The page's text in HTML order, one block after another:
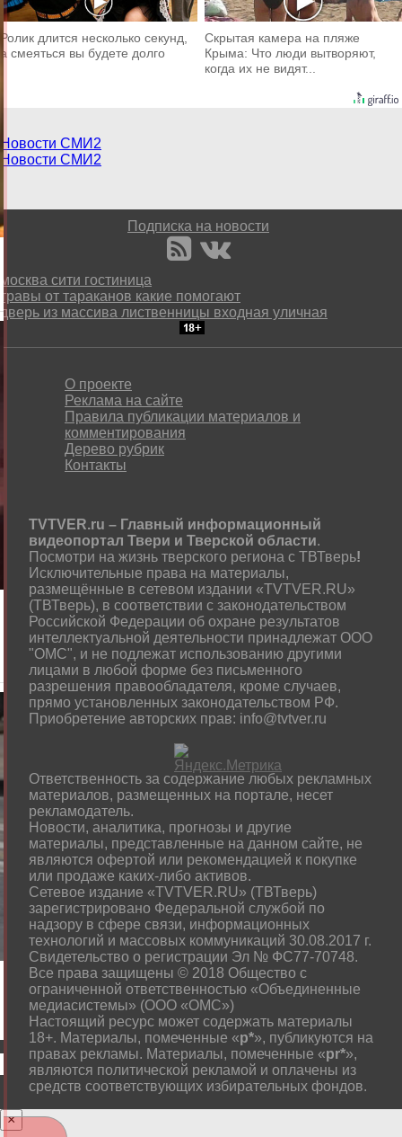
Ролик длится несколько секунд,
а смеяться вы будете долго
Скрытая камера на пляже
Крыма: Что люди вытворяют,
когда их не видят...
Новости СМИ2
Новости СМИ2
Подписка на новости
москва сити гостиница
травы от тараканов какие помогают
дверь из массива лиственницы входная уличная
О проекте
Реклама на сайте
Правила публикации материалов и
комментирования
Дерево рубрик
Контакты
TVTVER.ru – Главный информационный
видеопортал Твери и Тверской области.
Посмотри на жизнь тверского региона с ТВТверь!
Исключительные права на материалы,
размещённые в сетевом издании «TVTVER.RU»
(ТВТверь), в соответствии с законодательством
Российской Федерации об охране результатов
интеллектуальной деятельности принадлежат ООО
"ОМС", и не подлежат использованию другими
лицами в любой форме без письменного
разрешения правообладателя, кроме случаев,
прямо установленных законодательством РФ.
Приобретение авторских прав: info@tvtver.ru
Ответственность за содержание любых рекламных
материалов, размещенных на портале, несет
рекламодатель.
Новости, аналитика, прогнозы и другие
материалы, представленные на данном сайте, не
являются офертой или рекомендацией к покупке
или продаже каких-либо активов.
Сетевое издание «TVTVER.RU» (ТВТверь)
зарегистрировано Федеральной службой по
надзору в сфере связи, информационных
технологий и массовых коммуникаций 30.08.2017 г.
Свидетельство о регистрации Эл № ФС77-70748.
Все права защищены © 2018 Общество с
ограниченной ответственностью «Объединенные
медиасистемы» (ООО «ОМС»)
Настоящий ресурс может содержать материалы
18+. Материалы, помеченные «р*», публикуются на
правах рекламы. Материалы, помеченные «рr*»,
являются политической рекламой и оплачены из
средств соответствующих избирательных фондов.
×